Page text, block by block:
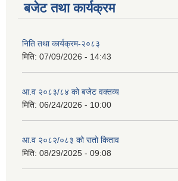
बजेट तथा कार्यक्रम
निति तथा कार्यक्रम-२०८३
मिति: 07/09/2026 - 14:43
आ.व २०८३/८४ को बजेट वक्तव्य
मिति: 06/24/2026 - 10:00
आ.व २०८२/०८३ को रातो किताव
मिति: 08/29/2025 - 09:08